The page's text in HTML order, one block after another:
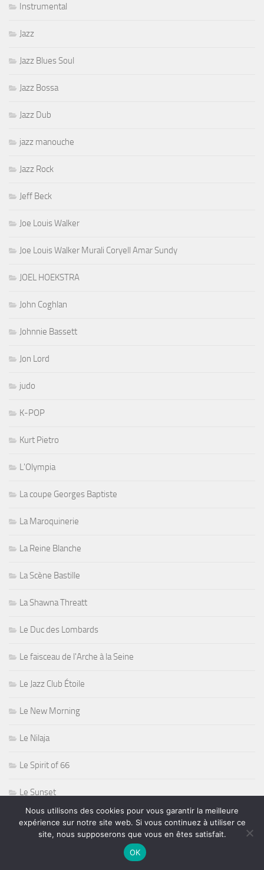
Instrumental
Jazz
Jazz Blues Soul
Jazz Bossa
Jazz Dub
jazz manouche
Jazz Rock
Jeff Beck
Joe Louis Walker
Joe Louis Walker Murali Coryell Amar Sundy
JOEL HOEKSTRA
John Coghlan
Johnnie Bassett
Jon Lord
judo
K-POP
Kurt Pietro
L'Olympia
La coupe Georges Baptiste
La Maroquinerie
La Reine Blanche
La Scène Bastille
La Shawna Threatt
Le Duc des Lombards
Le faisceau de l'Arche à la Seine
Le Jazz Club Étoile
Le New Morning
Le Nilaja
Le Spirit of 66
Le Sunset
Le Sunset Sunside
Nous utilisons des cookies pour vous garantir la meilleure
expérience sur notre site web. Si vous continuez à utiliser ce
site, nous supposerons que vous en êtes satisfait.
OK